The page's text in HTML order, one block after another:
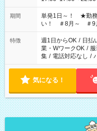
お気軽にご相談くだ
期間
単発1日～！ ★勤務
い！ ＃8月～ ＃9
特徴 週1日からOK / 日払
業・WワークOK /
集 / 電話対応なし /
気になる！